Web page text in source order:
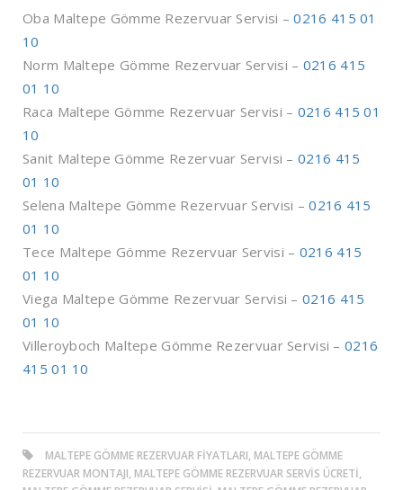
Oba Maltepe Gömme Rezervuar Servisi –0216 415 01
10
Norm Maltepe Gömme Rezervuar Servisi – 0216 415
01 10
Raca Maltepe Gömme Rezervuar Servisi – 0216 415 01
10
Sanit Maltepe Gömme Rezervuar Servisi – 0216 415
01 10
Selena Maltepe Gömme Rezervuar Servisi –0216 415
01 10
Tece Maltepe Gömme Rezervuar Servisi – 0216 415
01 10
Viega Maltepe Gömme Rezervuar Servisi – 0216 415
01 10
Villeroyboch Maltepe Gömme Rezervuar Servisi –0216
415 01 10
MALTEPE GÖMME REZERVUAR FIYATLARI, MALTEPE GÖMME
REZERVUAR MONTAJI, MALTEPE GÖMME REZERVUAR SERVIS ÜCRETI,